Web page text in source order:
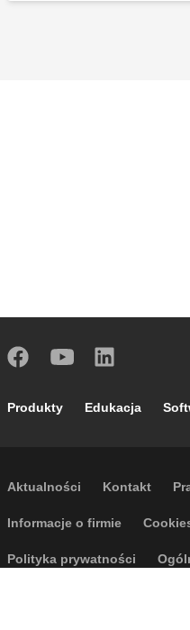
Footer main
Produkty Edukacja
Footer secondary
Aktualności Kontakt
Footer menu
Informacje o firmie
Polityka prywatności